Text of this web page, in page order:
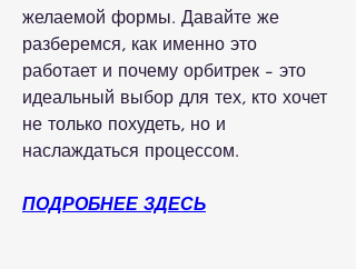
желаемой формы. Давайте же
разберемся, как именно это
работает и почему орбитрек - это
идеальный выбор для тех, кто хочет
не только похудеть, но и
наслаждаться процессом.
ПОДРОБНЕЕ ЗДЕСЬ